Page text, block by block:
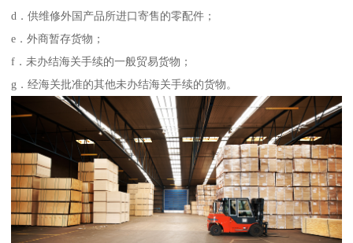
d．供维修外国产品所进口寄售的零配件；
e．外商暂存货物；
f．未办结海关手续的一般贸易货物；
g．经海关批准的其他未办结海关手续的货物。